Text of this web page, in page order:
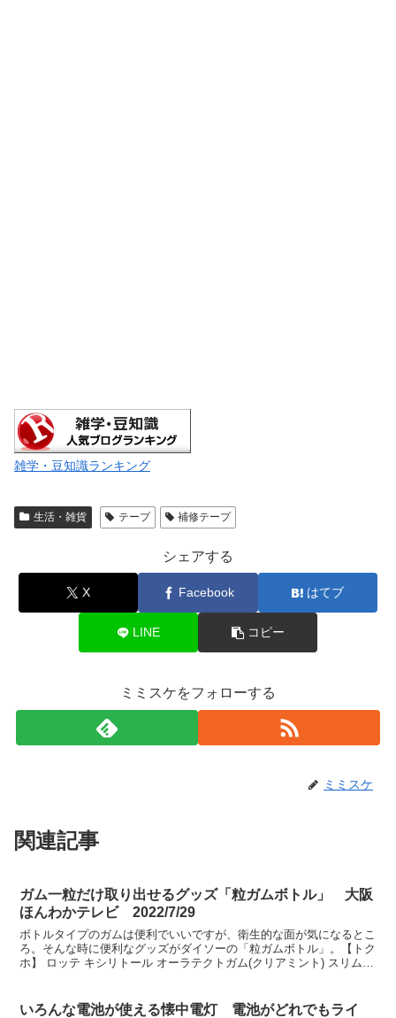
雑学・豆知識ランキング
生活・雑貨 テープ 補修テープ
シェアする
X Facebook はてブ
LINE コピー
ミミスケをフォローする
ミミスケ
関連記事
ガム一粒だけ取り出せるグッズ「粒ガムボトル」 大阪
ほんわかテレビ 2022/7/29
ボトルタイプのガムは便利でいいですが、衛生的な面が気になるとこ
ろ。そんな時に便利なグッズがダイソーの「粒ガムボトル」。【トク
ホ】 ロッテ キシリトール オーラテクトガム(クリアミント) スリムボ
いろんな電池が使える懐中電灯 電池がどれでもライ